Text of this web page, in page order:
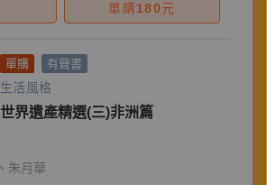
單購180元
單購 有聲書
生活風格
世界遺產精選(三)非洲篇
朱月華